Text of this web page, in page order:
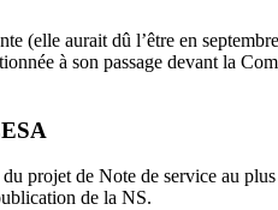
(elle aurait dû l’être en
à son passage devant la
projet de Note de service au
de la NS.